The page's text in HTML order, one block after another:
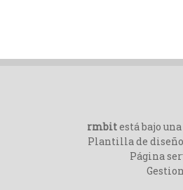
rmbitestá bajo una
Plantilla de
Página